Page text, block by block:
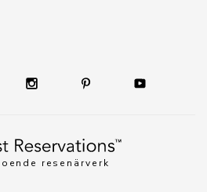
resenärverk